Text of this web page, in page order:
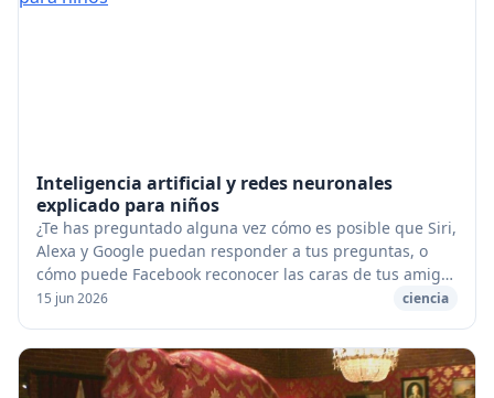
Inteligencia artificial y redes neuronales
explicado para niños
¿Te has preguntado alguna vez cómo es posible que Siri,
Alexa y Google puedan responder a tus preguntas, o
cómo puede Facebook reconocer las caras de tus amigos
en las fotos que subes? ¡La respuesta a...
15 jun 2026 ciencia